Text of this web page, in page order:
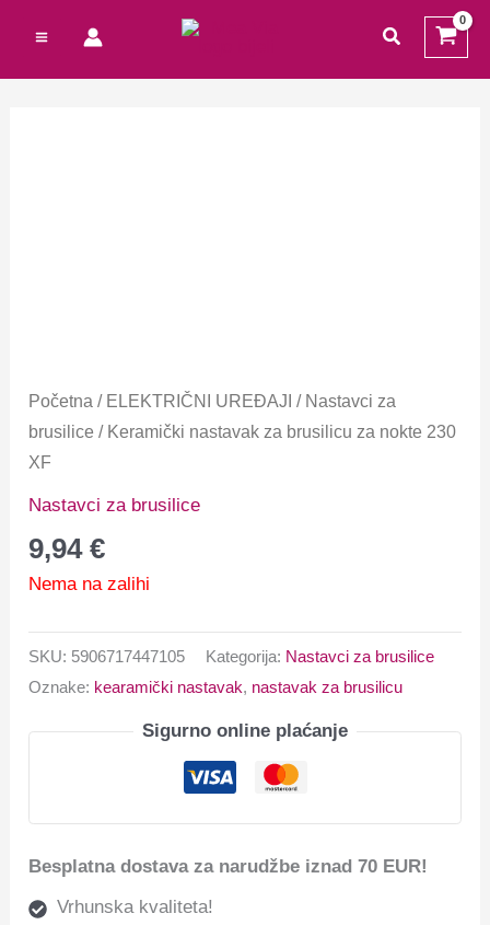
sadržaj
traži
Početna / ELEKTRIČNI UREĐAJI / Nastavci za
brusilice / Keramički nastavak za brusilicu za nokte 230
XF
Nastavci za brusilice
9,94€
Nema na zalihi
SKU: 5906717447105 Kategorija: Nastavci za brusilice
Oznake: kearamički nastavak, nastavak za brusilicu
Sigurno online plaćanje
Besplatna dostava za narudžbe iznad 70 EUR!
Vrhunska kvaliteta!
Total: